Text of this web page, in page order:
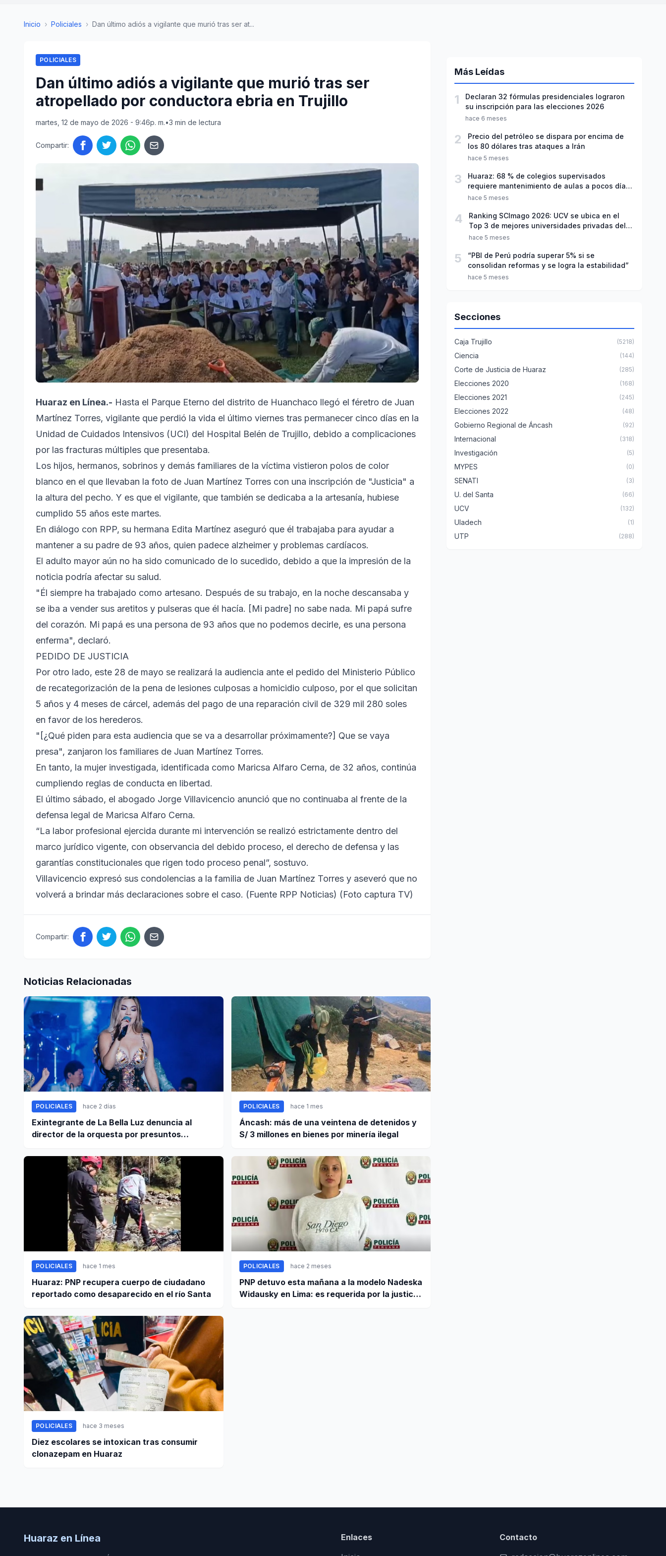
Inicio › Policiales › Dan último adiós a vigilante que murió tras ser at...
POLICIALES
Dan último adiós a vigilante que murió tras ser
atropellado por conductora ebria en Trujillo
martes, 12 de mayo de 2026 - 9:46p. m.•3 min de lectura
Compartir:
Huaraz en Línea.- Hasta el Parque Eterno del distrito de Huanchaco llegó el féretro de Juan
Martínez Torres, vigilante que perdió la vida el último viernes tras permanecer cinco días en la
Unidad de Cuidados Intensivos (UCI) del Hospital Belén de Trujillo, debido a complicaciones
por las fracturas múltiples que presentaba.
Los hijos, hermanos, sobrinos y demás familiares de la víctima vistieron polos de color
blanco en el que llevaban la foto de Juan Martínez Torres con una inscripción de "Justicia" a
la altura del pecho. Y es que el vigilante, que también se dedicaba a la artesanía, hubiese
cumplido 55 años este martes.
En diálogo con RPP, su hermana Edita Martínez aseguró que él trabajaba para ayudar a
mantener a su padre de 93 años, quien padece alzheimer y problemas cardíacos.
El adulto mayor aún no ha sido comunicado de lo sucedido, debido a que la impresión de la
noticia podría afectar su salud.
"Él siempre ha trabajado como artesano. Después de su trabajo, en la noche descansaba y
se iba a vender sus aretitos y pulseras que él hacía. [Mi padre] no sabe nada. Mi papá sufre
del corazón. Mi papá es una persona de 93 años que no podemos decirle, es una persona
enferma", declaró.
PEDIDO DE JUSTICIA
Por otro lado, este 28 de mayo se realizará la audiencia ante el pedido del Ministerio Público
de recategorización de la pena de lesiones culposas a homicidio culposo, por el que solicitan
5 años y 4 meses de cárcel, además del pago de una reparación civil de 329 mil 280 soles
en favor de los herederos.
"[¿Qué piden para esta audiencia que se va a desarrollar próximamente?] Que se vaya
presa", zanjaron los familiares de Juan Martínez Torres.
En tanto, la mujer investigada, identificada como Maricsa Alfaro Cerna, de 32 años, continúa
cumpliendo reglas de conducta en libertad.
El último sábado, el abogado Jorge Villavicencio anunció que no continuaba al frente de la
defensa legal de Maricsa Alfaro Cerna.
“La labor profesional ejercida durante mi intervención se realizó estrictamente dentro del
marco jurídico vigente, con observancia del debido proceso, el derecho de defensa y las
garantías constitucionales que rigen todo proceso penal”, sostuvo.
Villavicencio expresó sus condolencias a la familia de Juan Martínez Torres y aseveró que no
volverá a brindar más declaraciones sobre el caso. (Fuente RPP Noticias) (Foto captura TV)
Compartir:
Noticias Relacionadas
POLICIALES hace 2 días
Exintegrante de La Bella Luz denuncia al
director de la orquesta por presuntos
POLICIALES hace 1 mes
Áncash: más de una veintena de detenidos y
S/ 3 millones en bienes por minería ilegal
POLICIALES hace 1 mes
Huaraz: PNP recupera cuerpo de ciudadano
reportado como desaparecido en el río Santa
POLICIALES hace 2 meses
PNP detuvo esta mañana a la modelo Nadeska
Widausky en Lima: es requerida por la justicia
POLICIALES hace 3 meses
Diez escolares se intoxican tras consumir
clonazepam en Huaraz
Más Leídas
1
Declaran 32 fórmulas presidenciales lograron
su inscripción para las elecciones 2026
hace 6 meses
2
Precio del petróleo se dispara por encima de
los 80 dólares tras ataques a Irán
hace 5 meses
3
Huaraz: 68 % de colegios supervisados
requiere mantenimiento de aulas a pocos días
de inicio del año escolar 2026
hace 5 meses
4
Ranking SCImago 2026: UCV se ubica en el
Top 3 de mejores universidades privadas del
Perú
hace 5 meses
5
“PBI de Perú podría superar 5% si se
consolidan reformas y se logra la estabilidad”
hace 5 meses
Secciones
Caja Trujillo (5218)
Ciencia (144)
Corte de Justicia de Huaraz (285)
Elecciones 2020 (168)
Elecciones 2021 (245)
Elecciones 2022 (48)
Gobierno Regional de Áncash (92)
Internacional (318)
Investigación (5)
MYPES (0)
SENATI (3)
U. del Santa (66)
UCV (132)
Uladech (1)
UTP (288)
Huaraz en Línea
Enlaces
Contacto